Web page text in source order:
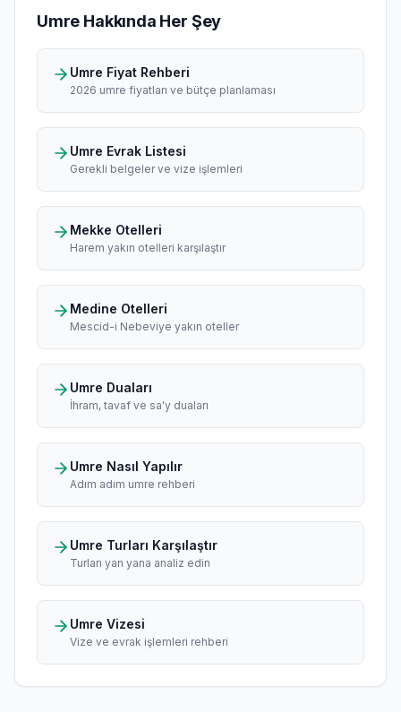
Umre Hakkında Her Şey
Umre Fiyat Rehberi
2026 umre fiyatları ve bütçe planlaması
Umre Evrak Listesi
Gerekli belgeler ve vize işlemleri
Mekke Otelleri
Harem yakın otelleri karşılaştır
Medine Otelleri
Mescid-i Nebeviye yakın oteller
Umre Duaları
İhram, tavaf ve sa'y duaları
Umre Nasıl Yapılır
Adım adım umre rehberi
Umre Turları Karşılaştır
Turları yan yana analiz edin
Umre Vizesi
Vize ve evrak işlemleri rehberi